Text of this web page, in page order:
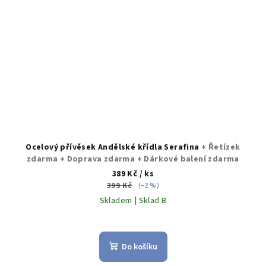
Ocelový přívěsek Andělské křídla Serafina + Řetízek
zdarma + Doprava zdarma + Dárkové balení zdarma
389 Kč / ks
399 Kč
(–2 %)
Skladem | Sklad B
Do košíku